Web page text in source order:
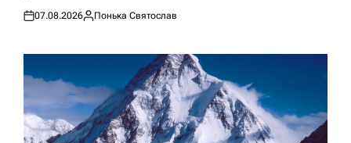
Оприлюднено
07.08.2026
Опубліковано
Понька Святослав